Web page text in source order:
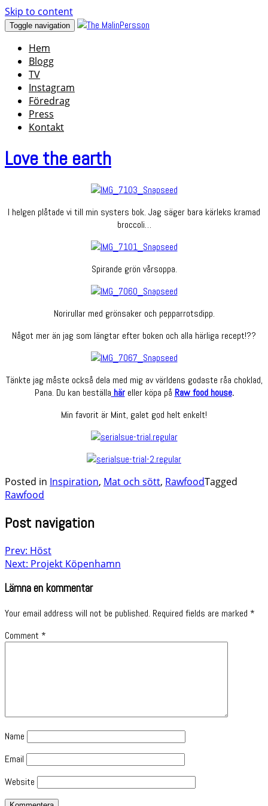
Skip to content
Toggle navigation
Hem
Blogg
TV
Instagram
Föredrag
Press
Kontakt
Love the earth
I helgen plåtade vi till min systers bok. Jag säger bara kärleks kramad
broccoli…
Spirande grön vårsoppa.
Norirullar med grönsaker och pepparrotsdipp.
Något mer än jag som längtar efter boken och alla härliga recept!??
Tänkte jag måste också dela med mig av världens godaste råa choklad,
Pana. Du kan beställa häreller köpa på Raw food house.
Min favorit är Mint, galet god helt enkelt!
Posted in Inspiration, Mat och sött, RawfoodTagged
Rawfood
Post navigation
Prev: Höst
Next: Projekt Köpenhamn
Lämna en kommentar
Your email address will not be published. Required fields are marked *
Comment *
Name
Email
Website